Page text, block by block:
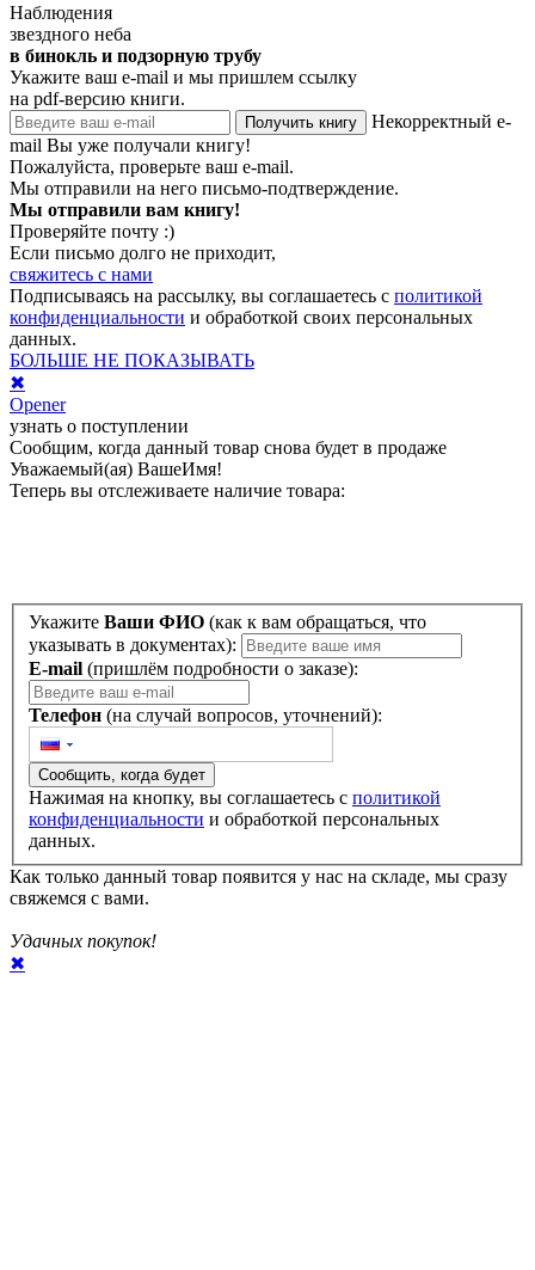
Наблюдения
звездного неба
в бинокль и подзорную трубу
Укажите ваш e-mail и мы пришлем ссылку
на pdf-версию книги.
Получить книгу
Некорректный e-
mail Вы уже получали книгу!
Пожалуйста, проверьте ваш e-mail.
Мы отправили на него письмо-подтверждение.
Мы отправили вам книгу!
Проверяйте почту :)
Если письмо долго не приходит,
свяжитесь с нами
Подписываясь на рассылку, вы соглашаетесь с политикой
конфиденциальности и обработкой своих персональных
данных.
БОЛЬШЕ НЕ ПОКАЗЫВАТЬ
✖
Opener
узнать о поступлении
Сообщим, когда данный товар снова будет в продаже
Уважаемый(ая) ВашеИмя!
Теперь вы отслеживаете наличие товара:
Укажите Ваши ФИО
указывать в документах):
E-mail (пришлём подробности о заказе):
Телефон (на случай вопросов, уточнений):
Сообщить, когда будет
Нажимая на кнопку, вы соглашаетесь с политикой
конфиденциальности
данных.
Как только данный товар появится у нас на складе, мы сразу
свяжемся с вами.
Удачных покупок!
✖